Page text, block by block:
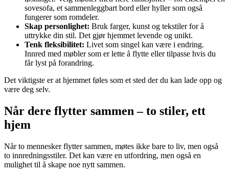
sovesofa, et sammenleggbart bord eller hyller som også
fungerer som romdeler.
Skap personlighet: Bruk farger, kunst og tekstiler for å
uttrykke din stil. Det gjør hjemmet levende og unikt.
Tenk fleksibilitet: Livet som singel kan være i endring.
Innred med møbler som er lette å flytte eller tilpasse hvis du
får lyst på forandring.
Det viktigste er at hjemmet føles som et sted der du kan lade opp og
være deg selv.
Når dere flytter sammen – to stiler, ett
hjem
Når to mennesker flytter sammen, møtes ikke bare to liv, men også
to innredningsstiler. Det kan være en utfordring, men også en
mulighet til å skape noe nytt sammen.